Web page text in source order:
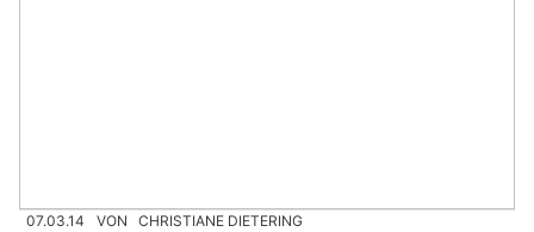
07.03.14 VON CHRISTIANE DIETERING